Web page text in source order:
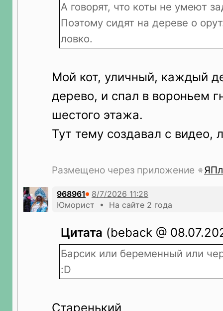
А говорят, что коты не умеют
Поэтому сидят на дереве о
ловко.
Мой кот, уличный, каждый
дерево, и спал в вороньем
шестого этажа.
Тут тему создавал с видео,
Размещено через приложение
968961
Юморист • На сайте 2 года
Цитата (beback @
Барсик или беременный или
:D
Старенький